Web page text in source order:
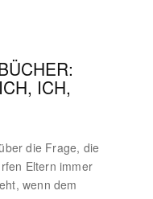
ICH,
die Frage, die
Eltern immer
wenn dem